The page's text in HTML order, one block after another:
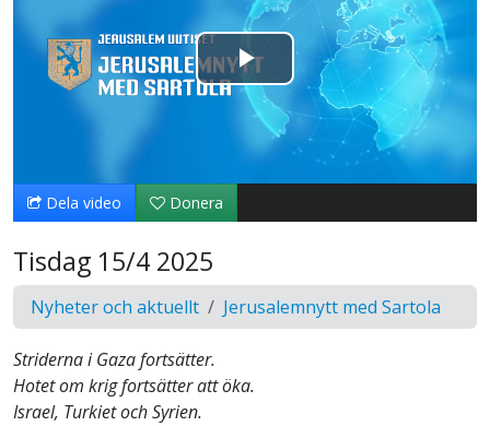
Spela
upp
video
Dela video Donera
Tisdag 15/4 2025
Nyheter och aktuellt Jerusalemnytt med Sartola
Striderna i Gaza fortsätter.
Hotet om krig fortsätter att öka.
Israel, Turkiet och Syrien.